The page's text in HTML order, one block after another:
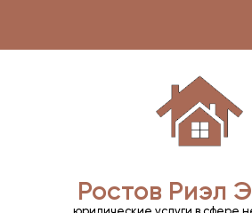
Ростов Риэл